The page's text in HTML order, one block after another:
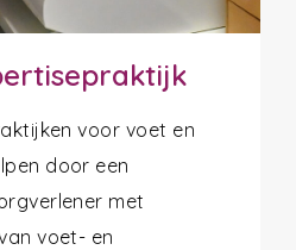
voor voet en
door een
met
voet- en